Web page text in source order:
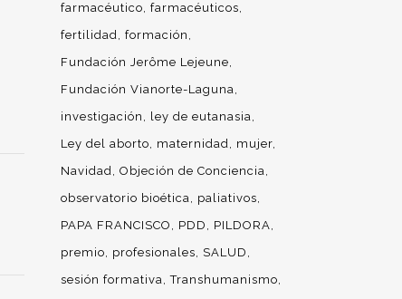
farmacéutico farmacéuticos
fertilidad formación
Fundación Jerôme Lejeune
Fundación Vianorte-Laguna
investigación
ley de eutanasia
Ley del aborto
maternidad
mujer
Navidad Objeción de Conciencia
observatorio bioética
paliativos
PAPA FRANCISCO
PDD
PILDORA
premio
profesionales
SALUD
sesión formativa Transhumanismo